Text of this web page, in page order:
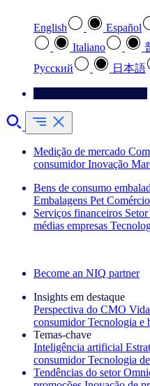
English Español
Italiano
Pусский
日本語
Medição de mercado
consumidor Inovação
Bens de consumo
Embalagens Pet
Serviços financeiros
médias empresas
Become an NIQ partner
Insights em destaque
Perspectiva do CMO
consumidor Tecnologia e
Temas‑chave
Inteligência artificial
consumidor Tecnologia
Tendências do setor